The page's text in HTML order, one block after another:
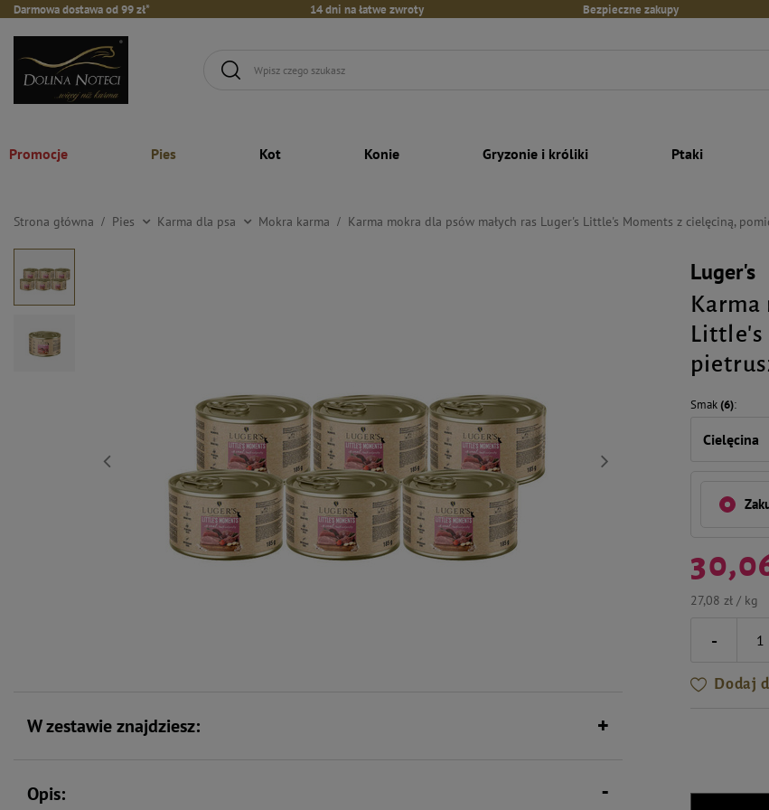
Darmowa dostawa od 99 zł* 14 dni na łatwe zwroty Bezpieczne zakupy
Promocje Pies Kot Konie Gryzonie i króliki Ptaki
Strona główna Pies Karma dla psa Mokra karma Karma mokra dla psów małych ras Luger's Little's Moments z cielęciną,
Luger's
Karma
Little's
Smak(6)
Cielęcina
27,08 zł / kg
-
Dodaj
W zestawie znajdziesz:
Opis: